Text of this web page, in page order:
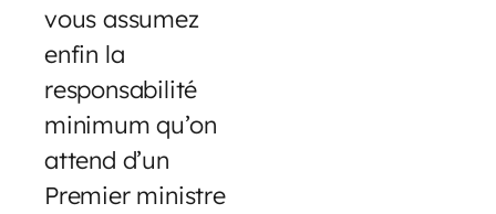
vous assumez
enfin la
responsabilité
minimum qu’on
attend d’un
Premier ministre